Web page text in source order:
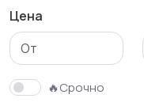
Цена
🔥Срочно